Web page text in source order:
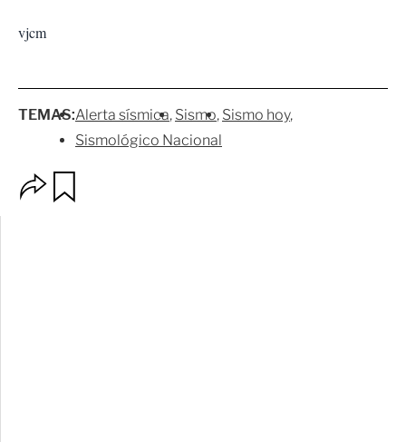
vjcm
TEMAS:Alerta sísmica Sismo Sismo hoy
Sismológico Nacional